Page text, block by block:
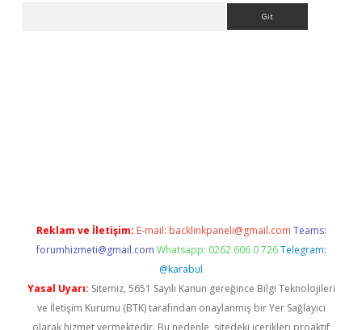
Reklam ve İletişim: E-mail: backlinkpaneli@gmail.com Teams:
forumhizmeti@gmail.com Whatsapp: 0262 606 0 726 Telegram:
@karabul
Yasal Uyarı: Sitemiz, 5651 Sayılı Kanun gereğince Bilgi Teknolojileri
ve İletişim Kurumu (BTK) tarafından onaylanmış bir Yer Sağlayıcı
olarak hizmet vermektedir. Bu nedenle, sitedeki içerikleri proaktif